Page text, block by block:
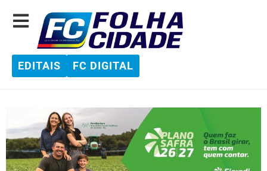
EDITAIS FC DIGITAL